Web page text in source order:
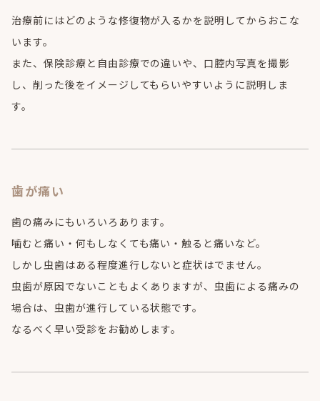
治療前にはどのような修復物が入るかを説明してからおこな
います。
また、保険診療と自由診療での違いや、口腔内写真を撮影
し、削った後をイメージしてもらいやすいように説明しま
す。
歯が痛い
歯の痛みにもいろいろあります。
噛むと痛い・何もしなくても痛い・触ると痛いなど。
しかし虫歯はある程度進行しないと症状はでません。
虫歯が原因でないこともよくありますが、虫歯による痛みの
場合は、虫歯が進行している状態です。
なるべく早い受診をお勧めします。